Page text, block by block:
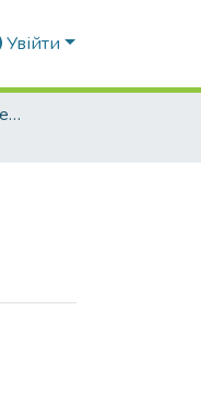
Увійти
126 Інформаційні системи та технології